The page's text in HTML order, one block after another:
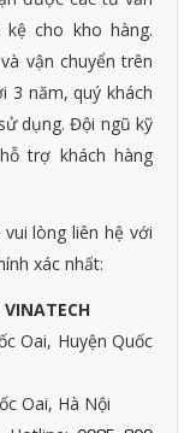
cho kho hàng.
vận chuyển trên
3 năm, quý khách
dụng. Đội ngũ kỹ
trợ khách hàng
lòng liên hệ với
xác nhất:
VINATECH
Oai, Huyện Quốc
Oai, Hà Nội